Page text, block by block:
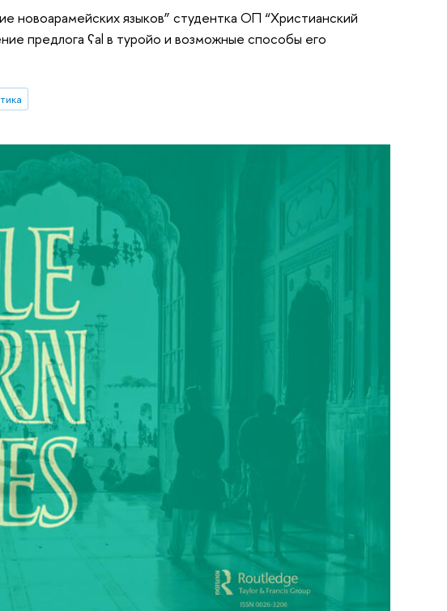
новоарамейских языков” студентка ОП “Христианский
предлога ʕal в туройо и возможные способы его